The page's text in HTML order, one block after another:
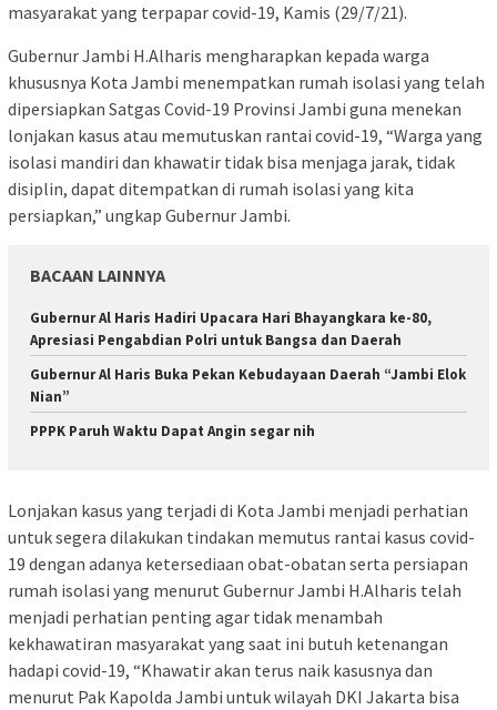
masyarakat yang terpapar covid-19, Kamis (29/7/21).
Gubernur Jambi H.Alharis mengharapkan kepada warga
khususnya Kota Jambi menempatkan rumah isolasi yang telah
dipersiapkan Satgas Covid-19 Provinsi Jambi guna menekan
lonjakan kasus atau memutuskan rantai covid-19, “Warga yang
isolasi mandiri dan khawatir tidak bisa menjaga jarak, tidak
disiplin, dapat ditempatkan di rumah isolasi yang kita
persiapkan,” ungkap Gubernur Jambi.
BACAAN LAINNYA
Gubernur Al Haris Hadiri Upacara Hari Bhayangkara ke-80,
Apresiasi Pengabdian Polri untuk Bangsa dan Daerah
Gubernur Al Haris Buka Pekan Kebudayaan Daerah “Jambi Elok
Nian”
PPPK Paruh Waktu Dapat Angin segar nih
Lonjakan kasus yang terjadi di Kota Jambi menjadi perhatian
untuk segera dilakukan tindakan memutus rantai kasus covid-
19 dengan adanya ketersediaan obat-obatan serta persiapan
rumah isolasi yang menurut Gubernur Jambi H.Alharis telah
menjadi perhatian penting agar tidak menambah
kekhawatiran masyarakat yang saat ini butuh ketenangan
hadapi covid-19, “Khawatir akan terus naik kasusnya dan
menurut Pak Kapolda Jambi untuk wilayah DKI Jakarta bisa